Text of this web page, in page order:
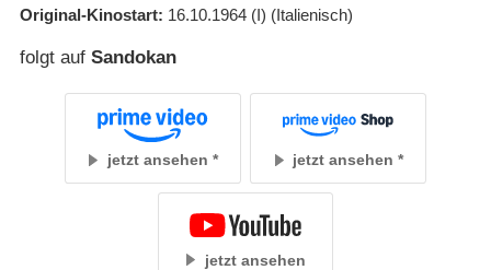
Original-Kinostart 16.10.1964 (I) (Italienisch)
folgt auf Sandokan
jetzt ansehen jetzt ansehen
jetzt ansehen